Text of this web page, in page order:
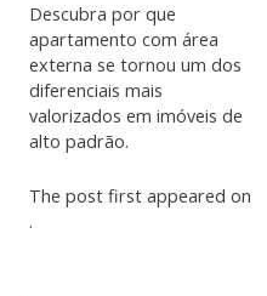
Descubra por que
apartamento com área
externa se tornou um dos
diferenciais mais
valorizados em imóveis de
alto padrão.
The post first appeared on
.